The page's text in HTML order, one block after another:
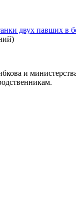
двух павших в
)
и